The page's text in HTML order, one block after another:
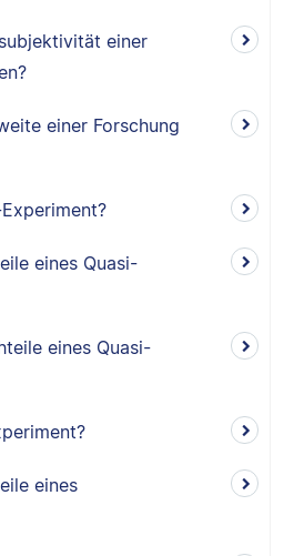
einer
einer Forschung
eines Quasi-
eines Quasi-
eines